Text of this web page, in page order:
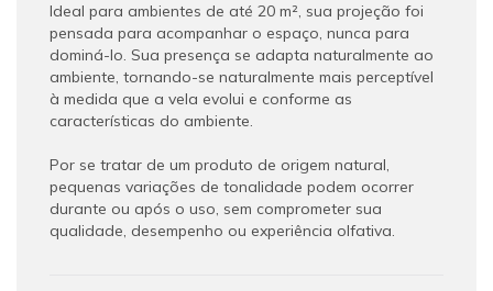
Ideal para ambientes de até 20 m², sua projeção foi
pensada para acompanhar o espaço, nunca para
dominá-lo. Sua presença se adapta naturalmente ao
ambiente, tornando-se naturalmente mais perceptível
à medida que a vela evolui e conforme as
características do ambiente.
Por se tratar de um produto de origem natural,
pequenas variações de tonalidade podem ocorrer
durante ou após o uso, sem comprometer sua
qualidade, desempenho ou experiência olfativa.